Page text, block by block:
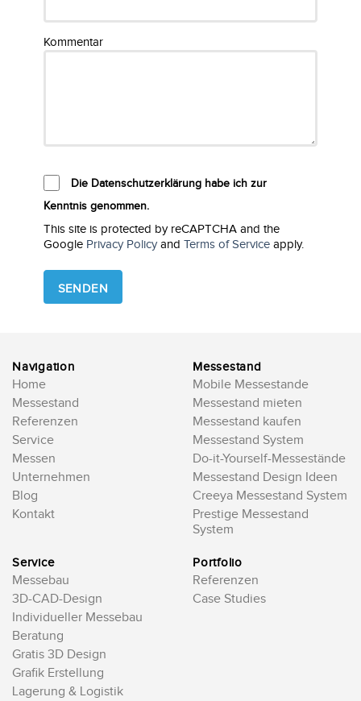
Kommentar
Die Datenschutzerklärung habe ich zur
Kenntnis genommen.
This site is protected by reCAPTCHA and the
Google Privacy Policyand Terms of Service apply.
leave
this
field
Navigation
Home
Messestand
Referenzen
Service
Messen
Unternehmen
Blog
Kontakt
Messestand
Mobile Messestande
Messestand mieten
Messestand kaufen
Messestand System
Do-it-Yourself-Messestände
Messestand Design Ideen
Creeya Messestand System
Prestige Messestand
System
Service
Messebau
3D-CAD-Design
Individueller Messebau
Beratung
Gratis 3D Design
Grafik Erstellung
Lagerung & Logistik
Portfolio
Referenzen
Case Studies